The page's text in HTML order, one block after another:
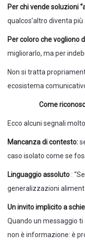
Per chi vende soluzioni
qualcos’altro diventa più
Per coloro che vogliono
migliorarlo, ma per
Non si tratta
ecosistema
Come
Ecco alcuni segnali
Mancanza di contesto:
caso isolato come se
Linguaggio assoluto :
generalizzazioni
Un invito implicito a
Quando un messaggio
non è informazione: è